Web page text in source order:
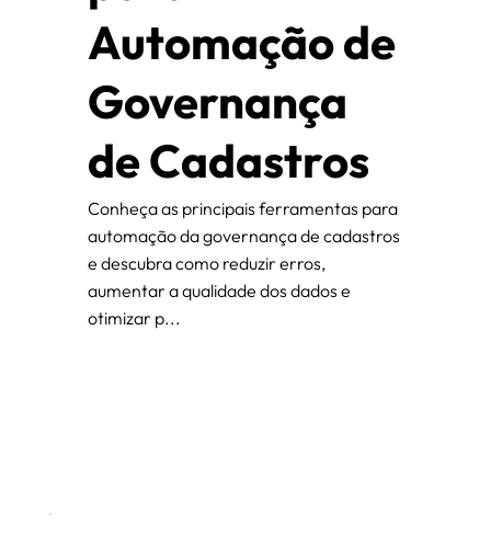
Automação de
Governança
de Cadastros
Conheça as principais ferramentas para
automação da governança de cadastros
e descubra como reduzir erros,
aumentar a qualidade dos dados e
otimizar p...